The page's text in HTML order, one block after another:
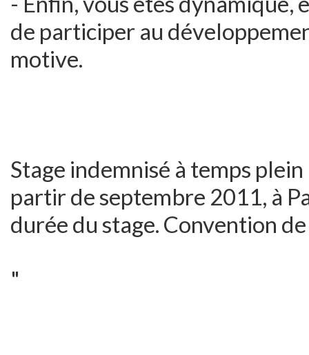
de participer au
motive.
Stage indemnisé à temps
partir de septembre 2011, à
durée du stage. Convention
"